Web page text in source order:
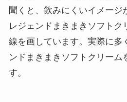
聞くと、飲みにくいイメージ
レジェンドまきまきソフトク
線を画しています。実際に多
ンドまきまきソフトクリーム
す。